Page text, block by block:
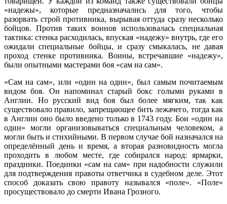
«надежы», которые предназначались для того, чтобы
разорвать строй противника, вырывая оттуда сразу несколько
бойцов. Против таких воинов использовалась специальная
тактика: стенка расходилась, впуская «надежу» внутрь, где его
ожидали специальные бойцы, и сразу смыкалась, не давая
проход стенке противника. Воины, встречавшие «надежу»,
были опытными мастерами боя «сам на сам».
«Сам на сам», или «один на один», был самым почитаемым
видом боя. Он напоминал старый бокс голыми руками в
Англии. Но русский вид боя был более мягким, так как
существовало правило, запрещающее бить лежачего, тогда как
в Англии оно было введено только в 1743 году. Бои «один на
один» могли организовываться специальным человеком, а
могли быть и стихийными. В первом случае бой назначался на
определённый день и время, а вторая разновидность могла
проходить в любом месте, где собирался народ: ярмарки,
праздники. Поединки «сам на сам» при надобности служили
для подтверждения правоты ответчика в судебном деле. Этот
способ доказать свою правоту назывался «поле». «Поле»
просуществовало до смерти Ивана Грозного.